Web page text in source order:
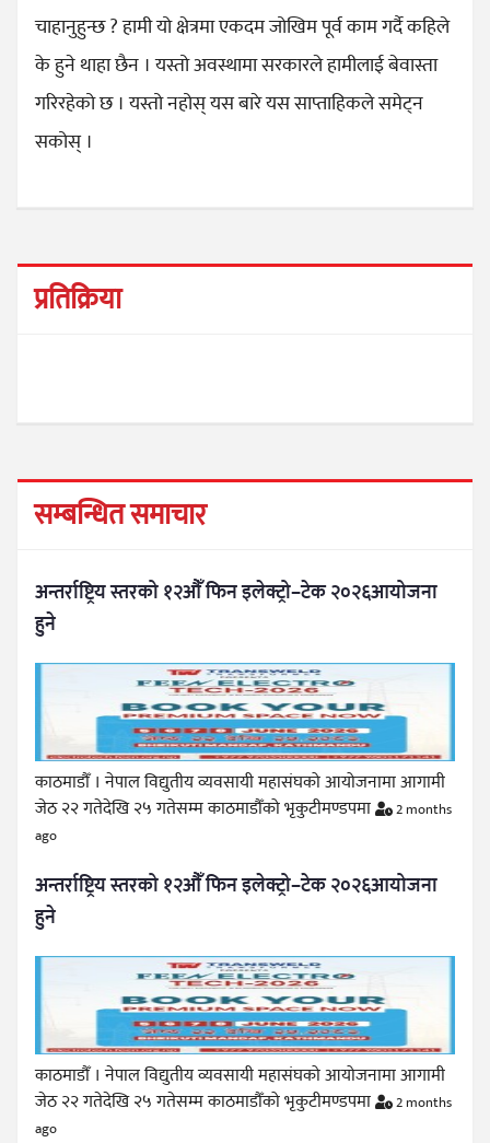
चाहानुहुन्छ ? हामी यो क्षेत्रमा एकदम जोखिम पूर्व काम गर्दै कहिले
के हुने थाहा छैन । यस्तो अवस्थामा सरकारले हामीलाई बेवास्ता
गरिरहेको छ । यस्तो नहोस् यस बारे यस साप्ताहिकले समेट्न
सकोस् ।
प्रतिक्रिया
सम्बन्धित समाचार
अन्तर्राष्ट्रिय स्तरको १२औँ फिन इलेक्ट्रो–टेक २०२६आयोजना
हुने
काठमाडौँ । नेपाल विद्युतीय व्यवसायी महासंघको आयोजनामा आगामी
जेठ २२ गतेदेखि २५ गतेसम्म काठमाडौँको भृकुटीमण्डपमा
2 months
ago
अन्तर्राष्ट्रिय स्तरको १२औँ फिन इलेक्ट्रो–टेक २०२६आयोजना
हुने
काठमाडौँ । नेपाल विद्युतीय व्यवसायी महासंघको आयोजनामा आगामी
जेठ २२ गतेदेखि २५ गतेसम्म काठमाडौँको भृकुटीमण्डपमा
2 months
ago